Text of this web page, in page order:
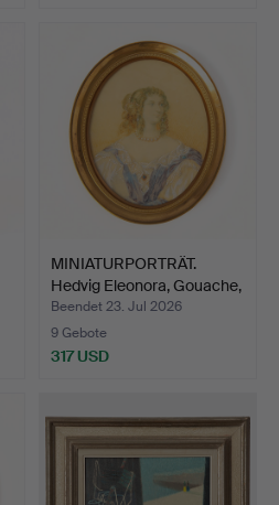
MINIATURPORTRÄT.
Hedvig Eleonora, Gouache,
…
Beendet 23. Jul 2026
9 Gebote
317 USD